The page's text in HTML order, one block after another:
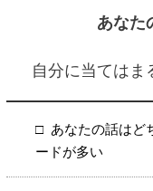
あなた
自分に当てはま
あなたの話はど
ードが多い